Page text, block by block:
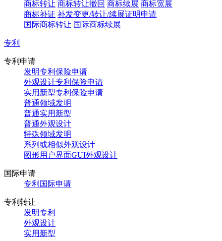
商标转让 商标转让撤回 商标续展 商标宽展
商标补证 补发变更/转让/续展证明申请
国际商标转让 国际商标续展
专利
专利申请
发明专利保险申请
外观设计专利保险申请
实用新型专利保险申请
普通领域发明
普通实用新型
普通外观设计
特殊领域发明
系列或相似外观设计
图形用户界面GUI外观设计
国际申请
专利国际申请
专利转让
发明专利
外观设计
实用新型